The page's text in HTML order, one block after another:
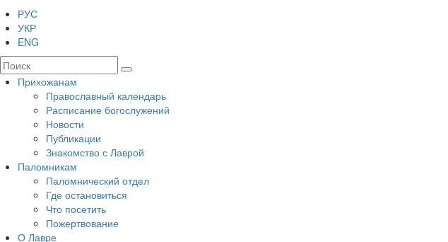
РУС
УКР
ENG
Прихожанам
Православный календарь
Расписание богослужений
Новости
Публикации
Знакомство с Лаврой
Паломникам
Паломнический отдел
Где остановиться
Что посетить
Пожертвование
О Лавре